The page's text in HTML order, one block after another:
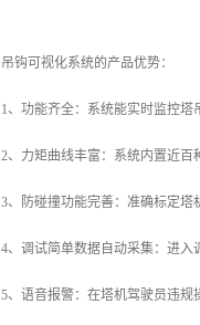
吊钩可视化系统的产品优势：
1、功能齐全：系统能实时监控塔
2、力矩曲线丰富：系统内置近百
3、防碰撞功能完善：准确标定塔
4、调试简单数据自动采集：进入
5、语音报警：在塔机驾驶员违规